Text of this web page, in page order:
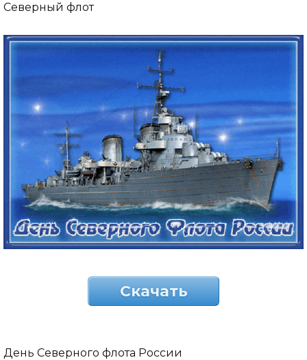
Северный флот
Скачать
День Северного флота России